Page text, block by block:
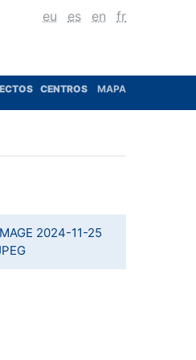
eu es en fr
CENTROS MAPA
2024-11-25